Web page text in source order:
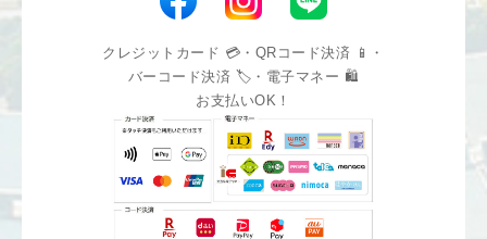
クレジットカード 💳・QRコード決済 📱・
バーコード決済 🏷️・電子マネー 🛍️
お支払いOK！